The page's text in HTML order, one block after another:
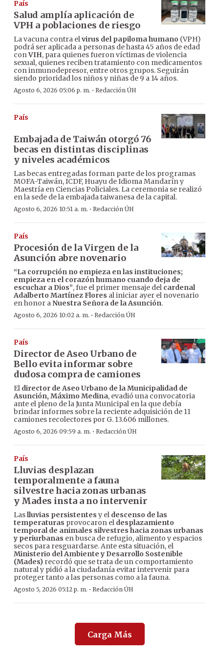
País
Salud amplía aplicación de
VPH a poblaciones de riesgo
La vacuna contra elvirus del papiloma humano (VPH)
podrá ser aplicada a personas de hasta 45 años de edad
conVIH, para quienes fueron víctimas de violencia
sexual, quienes reciben tratamiento con medicamentos
con inmunodepresor, entre otros grupos. Seguirán
siendo prioridad los niños y niñas de 9 a 14 años.
Agosto 6, 2026 05:06 p. m. · Redacción ÚH
País
Embajada de Taiwán otorgó 76
becas en distintas disciplinas
y niveles académicos
Las becas entregadas forman parte de los programas
MOFA-Taiwán, ICDF, Huayu de Idioma Mandarín y
Maestría en Ciencias Policiales. La ceremonia se realizó
en la sede de la embajada taiwanesa de la capital.
Agosto 6, 2026 10:51 a. m. · Redacción ÚH
País
Procesión de la Virgen de la
Asunción abre novenario
“La corrupción no empieza en las instituciones;
empieza en el corazón humano cuando deja de
escuchar a Dios”, fue el primer mensaje del cardenal
Adalberto Martínez Flores al iniciar ayer el novenario
en honor aNuestra Señora de la Asunción.
Agosto 6, 2026 10:02 a. m. · Redacción ÚH
País
Director de Aseo Urbano de
Bello evita informar sobre
dudosa compra de camiones
El director de Aseo Urbano de la Municipalidad de
Asunción, Máximo Medina, evadió una convocatoria
ante el pleno de la Junta Municipal en la que debía
brindar informes sobre la reciente adquisición de 11
camiones recolectores por G. 13.606 millones.
Agosto 6, 2026 09:59 a. m. · Redacción ÚH
País
Lluvias desplazan
temporalmente a fauna
silvestre hacia zonas urbanas
y Mades insta a no intervenir
Laslluvias persistentes y el descenso de las
temperaturas provocaron el desplazamiento
temporal de animales silvestres hacia zonas urbanas
y periurbanas en busca de refugio, alimento y espacios
secos para resguardarse. Ante esta situación, el
Ministerio del Ambiente y Desarrollo Sostenible
(Mades) recordó que se trata de un comportamiento
natural y pidió a la ciudadanía evitar intervenir para
proteger tanto a las personas como a la fauna.
Agosto 5, 2026 05:12 p. m. · Redacción ÚH
Carga Más